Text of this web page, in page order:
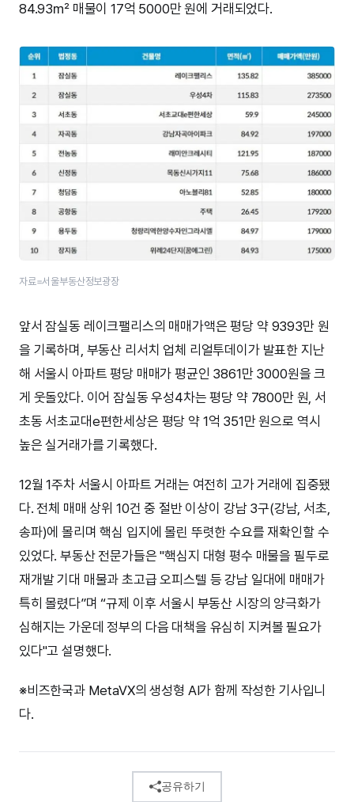
84.93㎡ 매물이 17억 5000만 원에 거래되었다.
자료=서울부동산정보광장
앞서 잠실동 레이크팰리스의 매매가액은 평당 약 9393만 원
을 기록하며, 부동산 리서치 업체 리얼투데이가 발표한 지난
해 서울시 아파트 평당 매매가 평균인 3861만 3000원을 크
게 웃돌았다. 이어 잠실동 우성4차는 평당 약 7800만 원, 서
초동 서초교대e편한세상은 평당 약 1억 351만 원으로 역시
높은 실거래가를 기록했다.
12월 1주차 서울시 아파트 거래는 여전히 고가 거래에 집중됐
다. 전체 매매 상위 10건 중 절반 이상이 강남 3구(강남, 서초,
송파)에 몰리며 핵심 입지에 몰린 뚜렷한 수요를 재확인할 수
있었다. 부동산 전문가들은 "핵심지 대형 평수 매물을 필두로
재개발 기대 매물과 초고급 오피스텔 등 강남 일대에 매매가
특히 몰렸다”며 “규제 이후 서울시 부동산 시장의 양극화가
심해지는 가운데 정부의 다음 대책을 유심히 지켜볼 필요가
있다"고 설명했다.
※비즈한국과 MetaVX의 생성형 AI가 함께 작성한 기사입니
다.
공유하기